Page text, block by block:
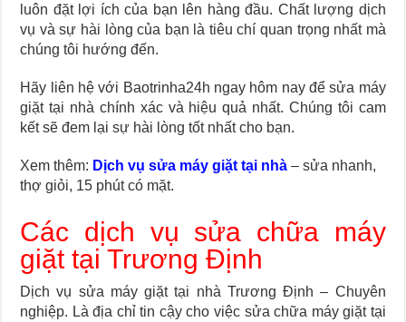
luôn đặt lợi ích của bạn lên hàng đầu. Chất lượng dịch
vụ và sự hài lòng của bạn là tiêu chí quan trọng nhất mà
chúng tôi hướng đến.
Hãy liên hệ với Baotrinha24h ngay hôm nay để sửa máy
giặt tại nhà chính xác và hiệu quả nhất. Chúng tôi cam
kết sẽ đem lại sự hài lòng tốt nhất cho bạn.
Xem thêm: Dịch vụ sửa máy giặt tại nhà – sửa nhanh,
thợ giỏi, 15 phút có mặt.
Các dịch vụ sửa chữa máy
giặt tại Trương Định
Dịch vụ sửa máy giặt tại nhà Trương Định – Chuyên
nghiệp. Là địa chỉ tin cậy cho việc sửa chữa máy giặt tại